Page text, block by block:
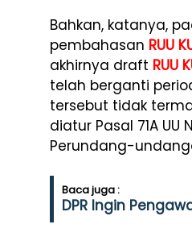
Bahkan, katanya,
pembahasan RUU
akhirnya draft RUU
telah berganti
tersebut tidak
diatur Pasal 71A
Perundang-
Baca juga :
DPR Ingin